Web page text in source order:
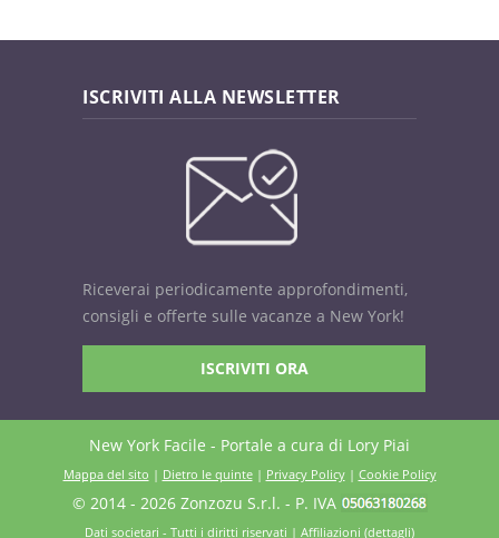
ISCRIVITI ALLA NEWSLETTER
Riceverai periodicamente approfondimenti,
consigli e offerte sulle vacanze a New York!
ISCRIVITI ORA
New York Facile - Portale a cura di Lory Piai
Mappa del sito | Dietro le quinte | Privacy Policy| Cookie Policy
© 2014 - 2026 Zonzozu S.r.l. - P. IVA
Dati societari - Tutti i diritti riservati | Affiliazioni (dettagli)